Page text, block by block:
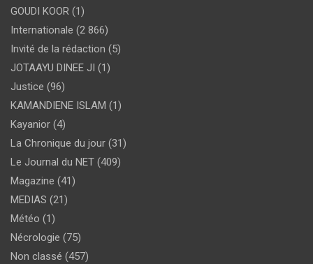
GOUDI KOOR (1)
Internationale (2 866)
Invité de la rédaction (5)
JOTAAYU DINEE JI (1)
Justice (96)
KAMANDIENE ISLAM (1)
Kayanior (4)
La Chronique du jour (31)
Le Journal du NET (409)
Magazine (41)
MEDIAS (21)
Météo (1)
Nécrologie (75)
Non classé (457)